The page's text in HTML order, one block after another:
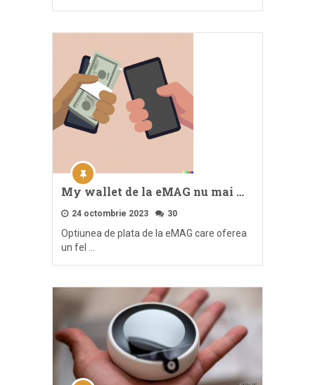
My wallet de la eMAG nu mai …
24 octombrie 2023 30
Optiunea de plata de la eMAG care oferea
un fel …